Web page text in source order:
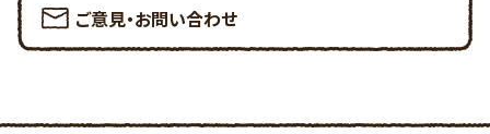
ご意見・お問い合わせ